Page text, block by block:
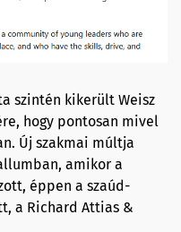
szintén kikerült Weisz
hogy pontosan mivel
Új szakmai múltja
amikor a
éppen a szaúd-
a Richard Attias &